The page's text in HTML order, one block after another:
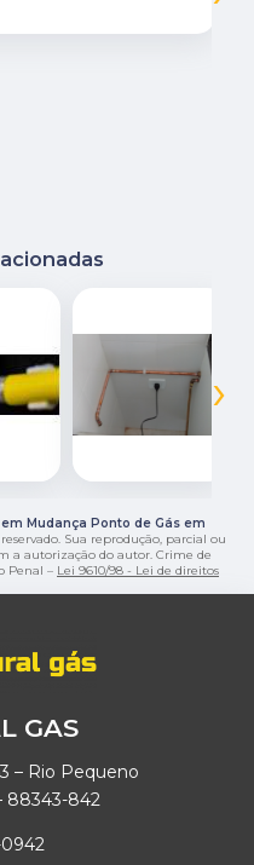
›
Mudança Ponto de Gás em
Sua reprodução, parcial ou
a autorização do autor. Crime de
Penal – Lei 9610/98 - Lei de direitos
GAS
– Rio Pequeno
88343-842
0942